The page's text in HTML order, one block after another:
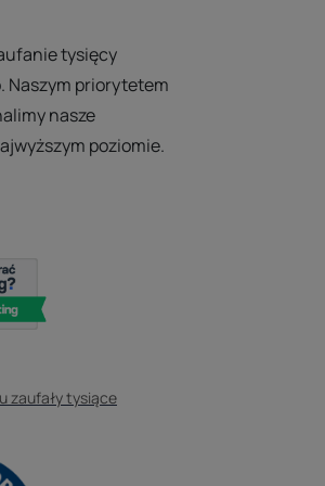
tysięcy
Naszym priorytetem
nasze
poziomie.
zaufały tysiące